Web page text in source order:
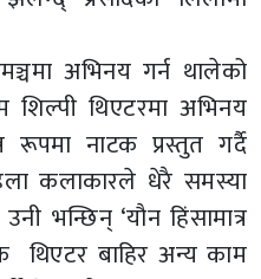
अभिनय गर्न थालेको
शिल्पी थिएटरमा अभिनय
रूपमा नाटक प्रस्तुत गर्दै
कलाकारले धेरै समस्या
भन्छिन् ‘यौन हिंसामात्र
थिएटर बाहिर अन्य काम